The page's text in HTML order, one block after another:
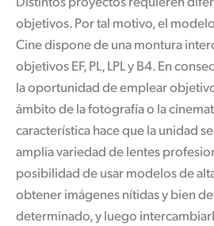
objetivos. Por tal motivo, el
Cine dispone de una montura
objetivos EF, PL, LPL y B4. En
la oportunidad de emplear
ámbito de la fotografía o la
característica hace que la unidad
amplia variedad de lentes
posibilidadde usar modelos de
obtener imágenes nítidas y bien
determinado, y luego